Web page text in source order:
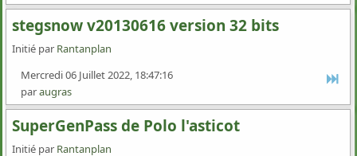
stegsnow v20130616 version 32 bits
Initié par Rantanplan
Mercredi 06 Juillet 2022, 18:47:16
paraugras
SuperGenPass de Polo l'asticot
Initié par Rantanplan